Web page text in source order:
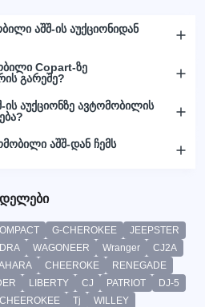
აშშ-ის აუქციონიდან
Copart-ზე
გარეშე?
აუქციონზე ავტომობილის
აშშ-დან ჩემს
G-CHEROKEE
JEEPSTER
WAGONEER Wranger
CJ2A
CHEEROKE
RENEGADE
LIBERTY CJ PATRIOT
DJ-5
CHEEROKEE Tj WILLEY